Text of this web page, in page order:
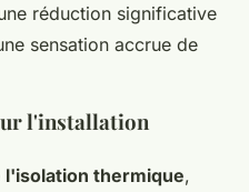
réduction significative
sensation accrue de
l'installation
l'isolation thermique,